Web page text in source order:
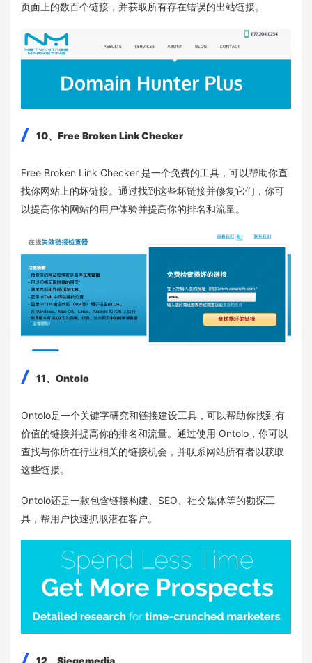
页面上的数百个链接，并获取所有存在错误的出站链接。
10、Free Broken Link Checker
Free Broken Link Checker 是一个免费的工具，可以帮助你查
找你网站上的坏链接。通过找到这些坏链接并修复它们，你可
以提高你的网站的用户体验并提高你的排名和流量。
11、Ontolo
Ontolo是一个关键字研究和链接建设工具，可以帮助你找到有
价值的链接并提高你的排名和流量。通过使用 Ontolo，你可以
查找与你所在行业相关的链接机会，并联系网站所有者以获取
这些链接。
Ontolo还是一款包含链接构建、SEO、社交媒体等的勘探工
具，帮用户快速抓取潜在客户。
12、Siegemedia